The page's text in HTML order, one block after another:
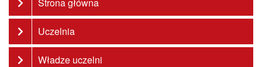
Uczelnia
Władze uczelni